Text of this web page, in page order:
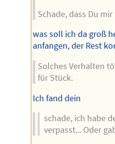
Schade, dass Du
was soll ich da groß
anfangen, der Rest
Solches Verhalten
für Stück.
Ich fand dein
schade, ich habe
verpasst... Oder